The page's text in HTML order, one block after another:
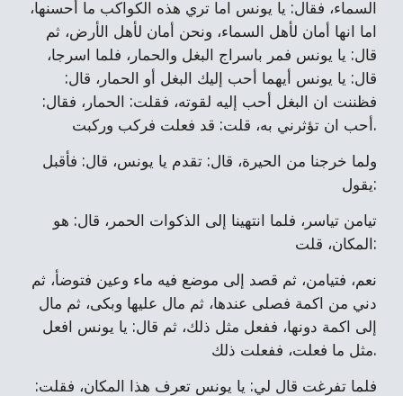
السماء، فقال: يا يونس اما تري هذه الكواكب ما أحسنها،
اما انها أمان لأهل السماء، ونحن أمان لأهل الأرض، ثم
قال: يا يونس فمر باسراج البغل والحمار، فلما اسرجا،
قال: يا يونس أيهما أحب إليك البغل أو الحمار، قال:
فظننت ان البغل أحب إليه لقوته، فقلت: الحمار، فقال:
أحب ان تؤثرني به، قلت: قد فعلت فركب وركبت.
ولما خرجنا من الحيرة، قال: تقدم يا يونس، قال: فأقبل
يقول:
تيامن تياسر، فلما انتهينا إلى الذكوات الحمر، قال: هو
المكان، قلت:
نعم، فتيامن، ثم قصد إلى موضع فيه ماء وعين فتوضأ، ثم
دني من اكمة فصلى عندها، ثم مال عليها وبكى، ثم مال
إلى اكمة دونها، ففعل مثل ذلك، ثم قال: يا يونس افعل
مثل ما فعلت، ففعلت ذلك.
فلما تفرغت قال لي: يا يونس تعرف هذا المكان، فقلت: